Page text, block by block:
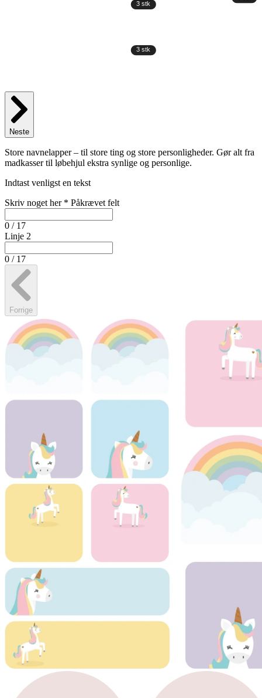
Neste
Store navnelapper – til store ting og store personligheder. Gør alt fra
madkasser til løbehjul ekstra synlige og personlige.
Indtast venligst en tekst
Skriv noget her * Påkrævet felt
0 / 17
Linje 2
0 / 17
Forrige